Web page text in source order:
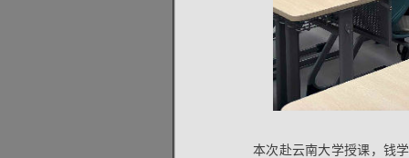
本次赴云南大学授课，钱